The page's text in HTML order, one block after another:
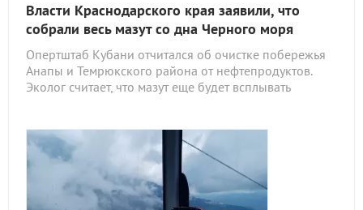
Власти Краснодарского края заявили, что
собрали весь мазут со дна Черного моря
Опертштаб Кубани отчитался об очистке побережья
Анапы и Темрюкского района от нефтепродуктов.
Эколог считает, что мазут еще будет всплывать